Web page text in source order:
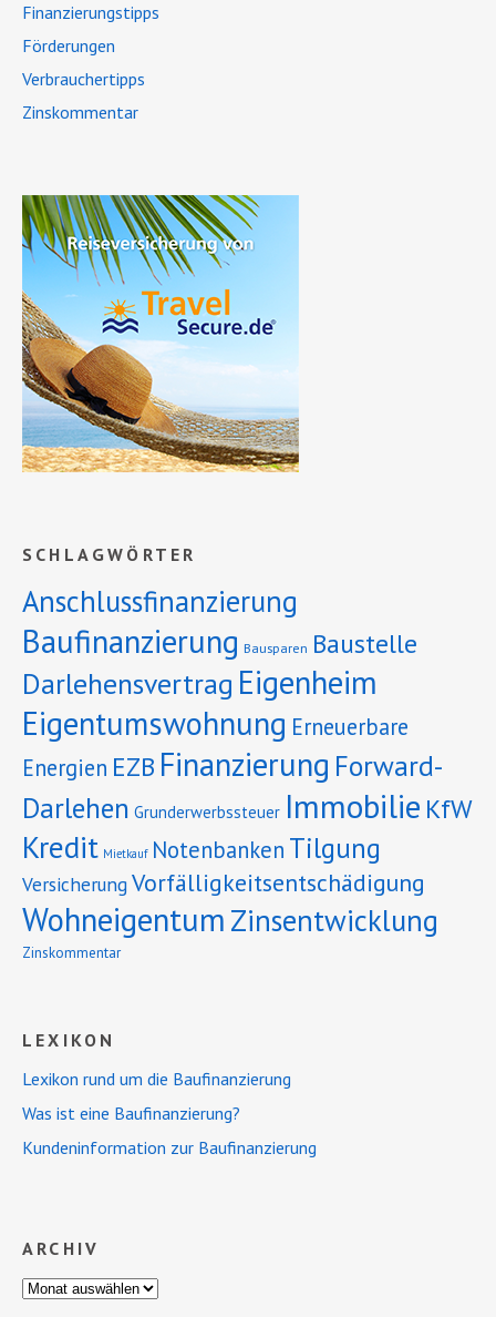
Finanzierungstipps
Förderungen
Verbrauchertipps
Zinskommentar
SCHLAGWÖRTER
Anschlussfinanzierung
Baufinanzierung Bausparen Baustelle
Darlehensvertrag Eigenheim
Eigentumswohnung Erneuerbare
Energien EZB Finanzierung Forward-
Darlehen Grunderwerbssteuer Immobilie KfW
Kredit Mietkauf Notenbanken Tilgung
VersicherungVorfälligkeitsentschädigung
Wohneigentum Zinsentwicklung
Zinskommentar
LEXIKON
Lexikon rund um die Baufinanzierung
Was ist eine Baufinanzierung?
Kundeninformation zur Baufinanzierung
ARCHIV